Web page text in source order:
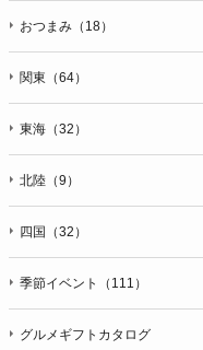
おつまみ（18）
関東（64）
東海（32）
北陸（9）
四国（32）
季節イベント（111）
グルメギフトカタログ